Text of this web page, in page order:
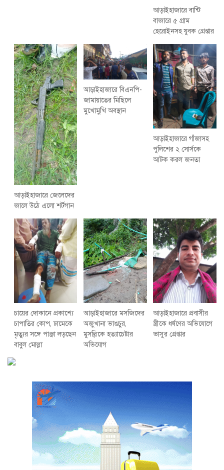
আড়াইহাজারে বান্টি
বাজারে ৫ গ্রাম
হেরোইনসহ যুবক গ্রেপ্তার
আড়াইহাজারে জেলেদের
জালে উঠে এলো শর্টগান
আড়াইহাজারে বিএনপি-
জামায়াতের মিছিলে
মুখোমুখি অবস্থান
আড়াইহাজারে গাঁজাসহ
পুলিশের ২ সোর্সকে
আটক করল জনতা
চায়ের দোকানে প্রকাশ্যে
চাপাতির কোপ, ঢামেকে
মৃত্যুর সঙ্গে পাঞ্জা লড়ছেন
বাবুল মোল্লা
আড়াইহাজারে মস‌জি‌দের
অজুখানা ভাঙচুর,
মুসল্লিকে হত্যাচেষ্টার
অভিযোগ
আড়াইহাজারে প্রবাসীর
স্ত্রীকে ধর্ষণের অভিযোগে
ভাসুর গ্রেপ্তার